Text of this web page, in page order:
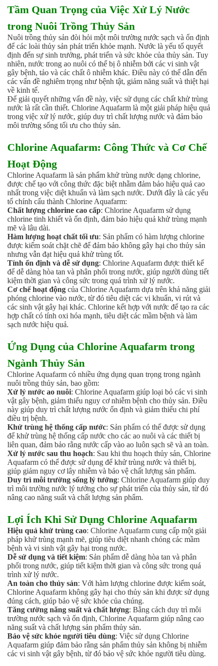
Tẩy rửa sinh hoạt
Tẩy rửa ô tô xe máy
Tẩy cáu cặn đường ống
Tẩy rửa khác
HÓA CHẤT THỦY SẢN
Hóa chất xử lý nước
Men đường ruột
Men vi sinh EM gốc
Bổ sung khoáng chất
Bổ gan và giải độc gan
Phòng và trị bệnh
Bổ sung dinh dưỡng tăng trọng
HÓA CHẤT XỬ LÝ NƯỚC
Xử lý nước sinh hoạt
Xử lý nước thải
Xử lý nước giếng khoan
Xử lý nước khác
DUNG MÔI CÔNG NGHIỆP
Pha sơn nước
Pha sơn epoxy
Pha sơn dầu
Pha sơn tĩnh điện
Dung môi khác
HƯƠNG LIỆU TINH DẦU
HÓA CHẤT CÔNG NGHIỆP
Axit
Hóa chất khác
Kiềm
Muối
Kim loại màu
Oxit kim loại
HÓA CHẤT THÍ NGHIỆM
Hóa chất thí nghiệm
Thiết bị phòng thí nghiệm
HÓA CHẤT NÔNG NGHIỆP
Nguyên liệu phân bón
Chế phẩm sinh học
Nguyên liệu chăn nuôi
HÓA CHẤT XÂY DỰNG
Chống thấm sika
Silicone Dow Corning
Silicone KCC
Silicone Apollo
Silicone Kingbond
Silicone Shinetsu
Hóa chất khác
Giới Thiệu
Đối tác
Quy trình sản xuất
Tin tức
VMC GROUP
Ngành Hóa Chất
Tẩy Rửa Diệt Khuẩn
Ngành Thực Phẩm
Ngành Nông Nghiệp
Ngành Thủy Sản
Ngành Môi Trường
Ngành Nhựa
Tầm Quan Trọng của Việc Xử Lý Nước
trong Nuôi Trồng Thủy Sản
Nuôi trồng thủy sản đòi hỏi một môi trường nước sạch và ổn định
để các loài thủy sản phát triển khỏe mạnh. Nước là yếu tố quyết
định đến sự sinh trưởng, phát triển và sức khỏe của thủy sản. Tuy
nhiên, nước trong ao nuôi có thể bị ô nhiễm bởi các vi sinh vật
gây bệnh, tảo và các chất ô nhiễm khác. Điều này có thể dẫn đến
các vấn đề nghiêm trọng như bệnh tật, giảm năng suất và thiệt hại
về kinh tế.
Để giải quyết những vấn đề này, việc sử dụng các chất khử trùng
nước là rất cần thiết. Chlorine Aquafarm là một giải pháp hiệu quả
trong việc xử lý nước, giúp duy trì chất lượng nước và đảm bảo
môi trường sống tối ưu cho thủy sản.
Chlorine Aquafarm: Công Thức và Cơ Chế
Hoạt Động
Chlorine Aquafarm là sản phẩm khử trùng nước dạng chlorine,
được chế tạo với công thức đặc biệt nhằm đảm bảo hiệu quả cao
nhất trong việc diệt khuẩn và làm sạch nước. Dưới đây là các yếu
tố chính cấu thành Chlorine Aquafarm:
Chất lượng chlorine cao cấp: Chlorine Aquafarm sử dụng
chlorine tinh khiết và ổn định, đảm bảo hiệu quả khử trùng mạnh
mẽ và lâu dài.
Hàm lượng hoạt chất tối ưu: Sản phẩm có hàm lượng chlorine
được kiểm soát chặt chẽ để đảm bảo không gây hại cho thủy sản
nhưng vẫn đạt hiệu quả khử trùng tốt.
Tính ổn định và dễ sử dụng: Chlorine Aquafarm được thiết kế
để dễ dàng hòa tan và phân phối trong nước, giúp người dùng tiết
kiệm thời gian và công sức trong quá trình xử lý nước.
Cơ chế hoạt động của Chlorine Aquafarm dựa trên khả năng giải
phóng chlorine vào nước, từ đó tiêu diệt các vi khuẩn, vi rút và
các sinh vật gây hại khác. Chlorine kết hợp với nước để tạo ra các
hợp chất có tính oxi hóa mạnh, tiêu diệt các mầm bệnh và làm
sạch nước hiệu quả.
Ứng Dụng của Chlorine Aquafarm trong
Ngành Thủy Sản
Chlorine Aquafarm có nhiều ứng dụng quan trọng trong ngành
nuôi trồng thủy sản, bao gồm:
Xử lý nước ao nuôi: Chlorine Aquafarm giúp loại bỏ các vi sinh
vật gây bệnh, giảm thiểu nguy cơ nhiễm bệnh cho thủy sản. Điều
này giúp duy trì chất lượng nước ổn định và giảm thiểu chi phí
điều trị bệnh.
Khử trùng hệ thống cấp nước: Sản phẩm có thể được sử dụng
để khử trùng hệ thống cấp nước cho các ao nuôi và các thiết bị
liên quan, đảm bảo rằng nước cấp vào ao luôn sạch sẽ và an toàn.
Xử lý nước sau thu hoạch: Sau khi thu hoạch thủy sản, Chlorine
Aquafarm có thể được sử dụng để khử trùng nước và thiết bị,
giúp giảm nguy cơ lây nhiễm và bảo vệ chất lượng sản phẩm.
Duy trì môi trường sống lý tưởng: Chlorine Aquafarm giúp duy
trì môi trường nước lý tưởng cho sự phát triển của thủy sản, từ đó
nâng cao năng suất và chất lượng sản phẩm.
Lợi Ích Khi Sử Dụng Chlorine Aquafarm
Hiệu quả khử trùng cao: Chlorine Aquafarm cung cấp một giải
pháp khử trùng mạnh mẽ, giúp tiêu diệt nhanh chóng các mầm
bệnh và vi sinh vật gây hại trong nước.
Dễ sử dụng và tiết kiệm: Sản phẩm dễ dàng hòa tan và phân
phối trong nước, giúp tiết kiệm thời gian và công sức trong quá
trình xử lý nước.
An toàn cho thủy sản: Với hàm lượng chlorine được kiểm soát,
Chlorine Aquafarm không gây hại cho thủy sản khi được sử dụng
đúng cách, giúp bảo vệ sức khỏe của chúng.
Tăng cường năng suất và chất lượng: Bằng cách duy trì môi
trường nước sạch và ổn định, Chlorine Aquafarm giúp nâng cao
năng suất và chất lượng sản phẩm thủy sản.
Bảo vệ sức khỏe người tiêu dùng: Việc sử dụng Chlorine
Aquafarm giúp đảm bảo rằng sản phẩm thủy sản không bị nhiễm
các vi sinh vật gây bệnh, từ đó bảo vệ sức khỏe người tiêu dùng.